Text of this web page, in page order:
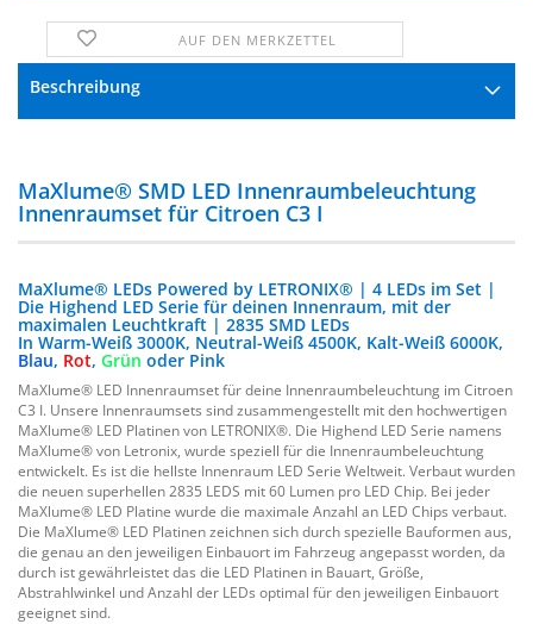
AUF DEN MERKZETTEL
Beschreibung
MaXlume® SMD LED Innenraumbeleuchtung
Innenraumset für Citroen C3 I
MaXlume® LEDs Powered by LETRONIX® | 4 LEDs im Set |
Die Highend LED Serie für deinen Innenraum, mit der
maximalen Leuchtkraft | 2835 SMD LEDs
In Warm-Weiß 3000K, Neutral-Weiß 4500K, Kalt-Weiß 6000K,
Blau, Rot, Grün oder Pink
MaXlume® LED Innenraumset für deine Innenraumbeleuchtung im Citroen
C3 I. Unsere Innenraumsets sind zusammengestellt mit den hochwertigen
MaXlume® LED Platinen von LETRONIX®. Die Highend LED Serie namens
MaXlume® von Letronix, wurde speziell für die Innenraumbeleuchtung
entwickelt. Es ist die hellste Innenraum LED Serie Weltweit. Verbaut wurden
die neuen superhellen 2835 LEDS mit 60 Lumen pro LED Chip. Bei jeder
MaXlume® LED Platine wurde die maximale Anzahl an LED Chips verbaut.
Die MaXlume® LED Platinen zeichnen sich durch spezielle Bauformen aus,
die genau an den jeweiligen Einbauort im Fahrzeug angepasst worden, da
durch ist gewährleistet das die LED Platinen in Bauart, Größe,
Abstrahlwinkel und Anzahl der LEDs optimal für den jeweiligen Einbauort
geeignet sind.